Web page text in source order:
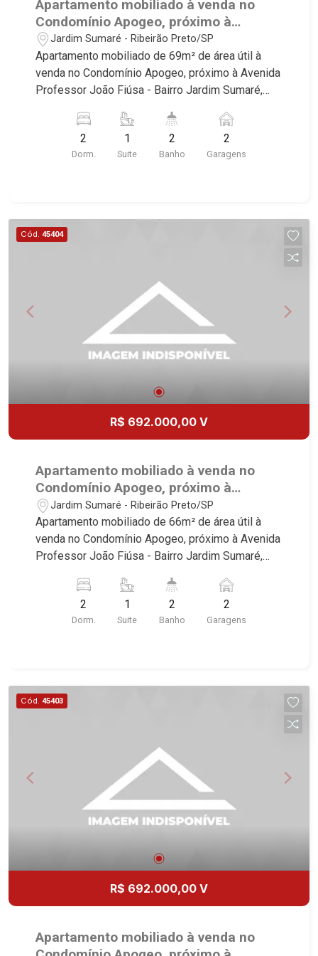
Apartamento mobiliado à venda no
Condomínio Apogeo, próximo à
Avenida Professor João Fiúsa -
Ribeirão Preto/SP.
Jardim Sumaré - Ribeirão Preto/SP
Apartamento mobiliado de 69m² de área útil à
venda no Condomínio Apogeo, próximo à Avenida
Professor João Fiúsa - Bairro Jardim Sumaré,
deste imóvel que a Martinelli Imobiliária
selecionou para você: - 69m² de área útil - 2
dormitórios com armários e ar-condicionado
Martinelli Imobiliária, referência no mercado
imobiliário desde 2000. Especialistas em Venda,
1051 - Alto da Boa Vista | Ribeirão Preto.
2
Dorm.
1
Suite
2
Banho
2
Garagens
Cód. 45404
R$ 692.000,00 V
Apartamento mobiliado à venda no
Condomínio Apogeo, próximo à
Avenida Professor João Fiúsa -
Ribeirão Preto/SP.
Jardim Sumaré - Ribeirão Preto/SP
Apartamento mobiliado de 66m² de área útil à
venda no Condomínio Apogeo, próximo à Avenida
Professor João Fiúsa - Bairro Jardim Sumaré,
deste imóvel que a Martinelli Imobiliária
selecionou para você: - 66m² de área útil - 2
dormitórios com armários e ar-condicionado
Martinelli Imobiliária, referência no mercado
imobiliário desde 2000. Especialistas em Venda,
1051 - Alto da Boa Vista | Ribeirão Preto.
2
Dorm.
1
Suite
2
Banho
2
Garagens
Cód. 45403
R$ 692.000,00 V
Apartamento mobiliado à venda no